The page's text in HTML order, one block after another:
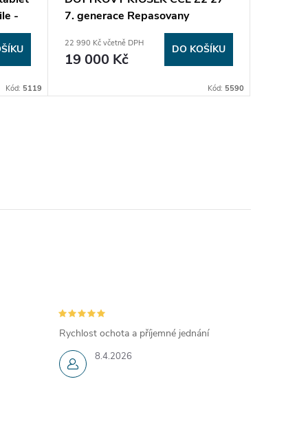
-
Kód: 5119
7. generace Repasovany
22 990 Kč včetně DPH
19 000 Kč
DO KOŠÍKU
Kód: 5590
8.4.2026
Rychlost ochota a příjemné jednání